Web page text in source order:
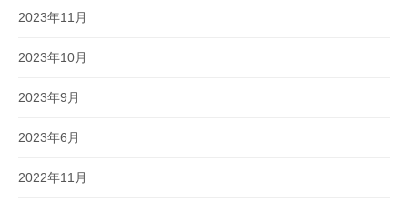
2023年11月
2023年10月
2023年9月
2023年6月
2022年11月